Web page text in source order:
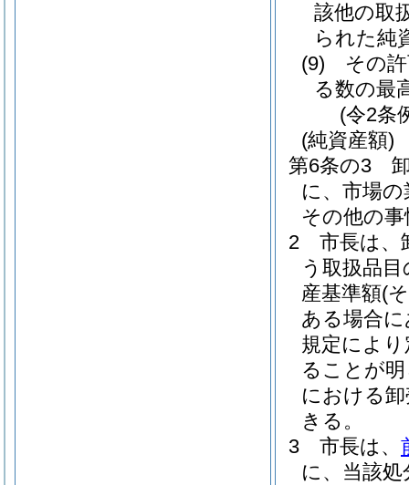
該他の取
られた純
(9)
その
る数の最
(令2条
(純資産額)
第6条の3
に、市場
その他の
2
市長は、
う取扱品
産基準額(
ある場合
規定によ
ることが
における
きる。
3
市長は、
に、当該